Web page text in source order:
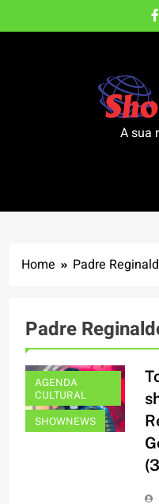
to
A sua
Home Padre
Padre
AGENDA
CULTURAL
SHOWNEWS